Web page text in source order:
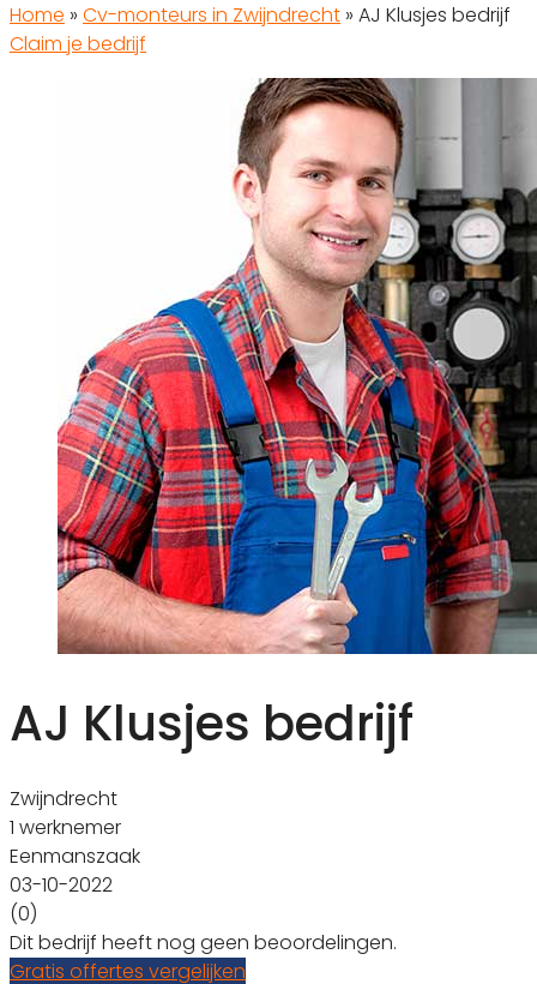
Home » Cv-monteurs in Zwijndrecht » AJ Klusjes bedrijf
Claim je bedrijf
AJ Klusjes bedrijf
Zwijndrecht
1 werknemer
Eenmanszaak
03-10-2022
(0)
Dit bedrijf heeft nog geen beoordelingen.
Gratis offertes vergelijken